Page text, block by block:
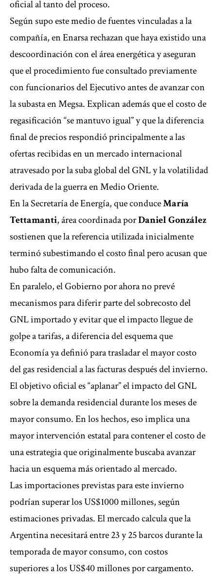
oficial al tanto del proceso.
Según supo este medio de fuentes vinculadas a la
compañía, en Enarsa rechazan que haya existido una
descoordinación con el área energética y aseguran
que el procedimiento fue consultado previamente
con funcionarios del Ejecutivo antes de avanzar con
la subasta en Megsa. Explican además que el costo de
regasificación “se mantuvo igual” y que la diferencia
final de precios respondió principalmente a las
ofertas recibidas en un mercado internacional
atravesado por la suba global del GNL y la volatilidad
derivada de la guerra en Medio Oriente.
En la Secretaría de Energía, que conduceMaría
Tettamanti, área coordinada porDaniel González
sostienen que la referencia utilizada inicialmente
terminó subestimando el costo final pero acusan que
hubo falta de comunicación.
En paralelo, el Gobierno por ahora no prevé
mecanismos para diferir parte del sobrecosto del
GNL importado y evitar que el impacto llegue de
golpe a tarifas, a diferencia del esquema que
Economía ya definió para trasladar el mayor costo
del gas residencial a las facturas después del invierno.
El objetivo oficial es “aplanar” el impacto del GNL
sobre la demanda residencial durante los meses de
mayor consumo. En los hechos, eso implica una
mayor intervención estatal para contener el costo de
una estrategia que originalmente buscaba avanzar
hacia un esquema más orientado al mercado.
Las importaciones previstas para este invierno
podrían superar los US$1000 millones, según
estimaciones privadas. El mercado calcula que la
Argentina necesitará entre 23 y 25 barcos durante la
temporada de mayor consumo, con costos
superiores a los US$40 millones por cargamento.